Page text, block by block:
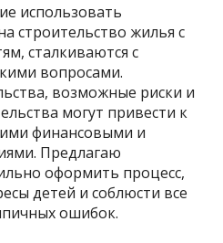
использовать
строительство жилья с
сталкиваются с
вопросами.
возможные риски и
могут привести к
финансовыми и
Предлагаю
оформить процесс,
детей и соблюсти все
ошибок.